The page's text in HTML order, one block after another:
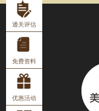
通关评估
免费资料
优惠活动